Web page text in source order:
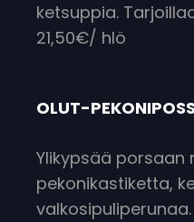
ketsuppia.
21,50€/ hlö
OLUT-
Ylikypsää porsaan
pekonikastiketta,